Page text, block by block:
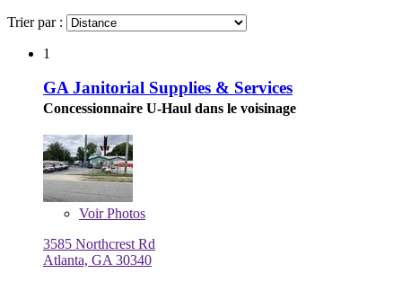
Trier par :
1
GA Janitorial Supplies & Services
Concessionnaire U-Haul dans le voisinage
VoirPhotos
3585 Northcrest Rd
Atlanta, GA 30340